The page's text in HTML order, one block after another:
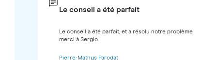
Le conseil a été parfait
Le conseil a été parfait, et a résolu notre problème
merci à Sergio
Pierre-Mathys Parodat